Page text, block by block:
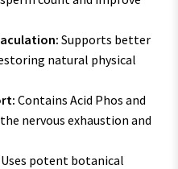
Supports better
natural physical
Contains Acid Phos and
nervous exhaustion and
Uses potent botanical